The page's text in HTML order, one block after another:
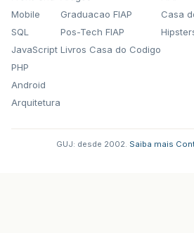
Mobile
SQL
JavaScript
PHP
Android
Arquitetura
Graduacao FIAP
Pos-Tech FIAP
Livros Casa do Codigo
Casa
GUJ: desde 2002. Saiba mais